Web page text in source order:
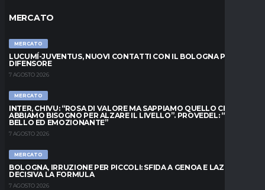
MERCATO
MERCATO
LUCUMÍ-JUVENTUS, NUOVI CONTATTI CON IL BOLOGNA PER IL
DIFENSORE
7 AGOSTO 2026
MERCATO
INTER, CHIVU: “ROSA DI VALORE MA SAPPIAMO QUELLO CHE
ABBIAMO BISOGNO PER ALZARE IL LIVELLO”. PROVEDEL: “MESE
BELLO ED EMOZIONANTE”
7 AGOSTO 2026
MERCATO
BOLOGNA, IRRUZIONE PER PICCOLI: SFIDA A GENOA E LAZIO,
DECISIVA LA FORMULA
7 AGOSTO 2026